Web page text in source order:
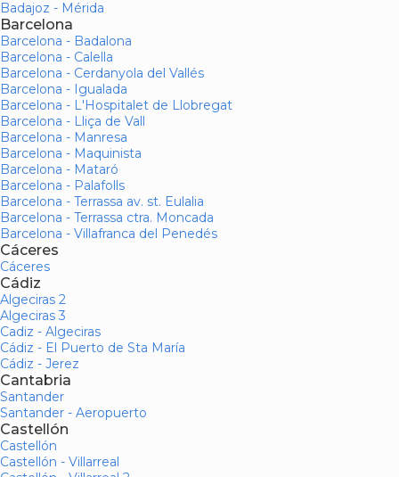
Badajoz - Mérida
Barcelona
Barcelona - Badalona
Barcelona - Calella
Barcelona - Cerdanyola del Vallés
Barcelona - Igualada
Barcelona - L'Hospitalet de Llobregat
Barcelona - Lliça de Vall
Barcelona - Manresa
Barcelona - Maquinista
Barcelona - Mataró
Barcelona - Palafolls
Barcelona - Terrassa av. st. Eulalia
Barcelona - Terrassa ctra. Moncada
Barcelona - Villafranca del Penedés
Cáceres
Cáceres
Cádiz
Algeciras 2
Algeciras 3
Cadiz - Algeciras
Cádiz - El Puerto de Sta María
Cádiz - Jerez
Cantabria
Santander
Santander - Aeropuerto
Castellón
Castellón
Castellón - Villarreal